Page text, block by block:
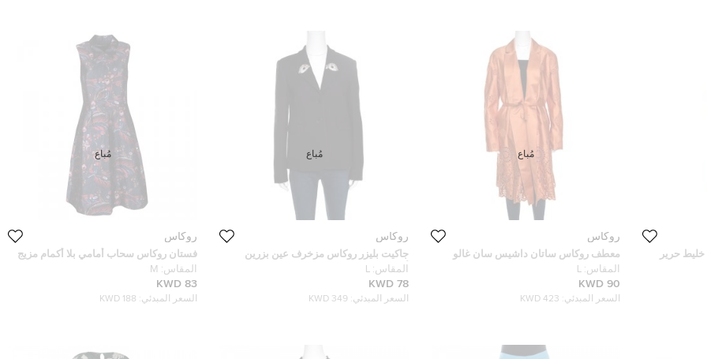
حرير
روكاس
معطف روكاس ساتان داشيس سان غالو
برتقالي مطرز L
المقاس: L
90 KWD
السعر المبدئي: 423 KWD
مُباع
روكاس
جاكيت بليزر روكاس مزخرف عين بزرين
أسود L
المقاس: L
78 KWD
السعر المبدئي: 349 KWD
مُباع
روكاس
فستان روكاس سحاب أمامي بلا أكمام مزيج
صوف حرير مطبوع كحلي M
المقاس: M
83 KWD
السعر المبدئي: 188 KWD
مُباع